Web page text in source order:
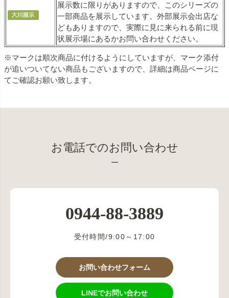
展示数に限りがありますので、このシリーズの
一部商品を展示しています。外部展示会出店な
どもありますので、実際に見に来られる前に現
状展示場にあるかお問い合わせください。
※マークは順次商品に付けるようにしていますが、マーク添付
が追いついてない商品もございますので、詳細は商品ページに
てご確認お願い致します。
お電話でのお問い合わせ
0944-88-3889
受付時間/9:00～17:00
お問い合わせフォーム
LINEでお問い合わせ